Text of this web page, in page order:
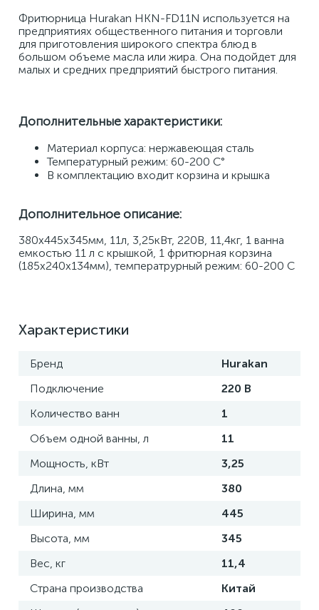
Фритюрница Hurakan HKN-FD11N используется на
предприятиях общественного питания и торговли
для приготовления широкого спектра блюд в
большом объеме масла или жира. Она подойдет для
малых и средних предприятий быстрого питания.
Дополнительные характеристики:
Материал корпуса: нержавеющая сталь
Температурный режим: 60-200 С°
В комплектацию входит корзина и крышка
Дополнительное описание:
380x445x345мм, 11л, 3,25кВт, 220В, 11,4кг, 1 ванна
емкостью 11 л с крышкой, 1 фритюрная корзина
(185x240x134мм), температрурный режим: 60-200 С
Характеристики
Бренд
Hurakan
Подключение
220 В
Количество ванн
1
Объем одной ванны, л
11
Мощность, кВт
3,25
Длина, мм
380
Ширина, мм
445
Высота, мм
345
Вес, кг
11,4
Страна производства
Китай